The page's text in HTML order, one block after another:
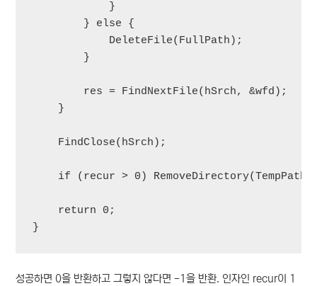
            }
        } else {
            DeleteFile(FullPath);
        }
        res = FindNextFile(hSrch, &wfd);
    }
    FindClose(hSrch);
if (recur > 0)
    return 0;
성공하면 0을 반환하고 그렇지 않다면 -1을 반환. 인자인 recur이 1